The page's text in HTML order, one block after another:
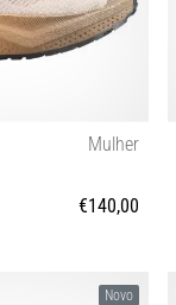
Mulher
€140,00
Novo